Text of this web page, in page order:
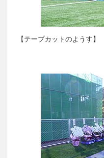
【テープカットのようす】